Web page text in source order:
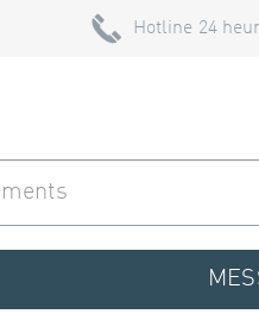
Hotline 24